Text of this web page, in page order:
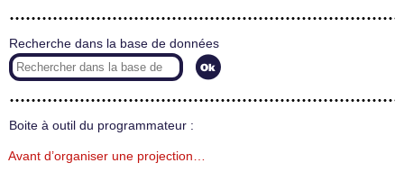
Recherche dans la base de données
Boite à outil du programmateur :
Avant d’organiser une projection…